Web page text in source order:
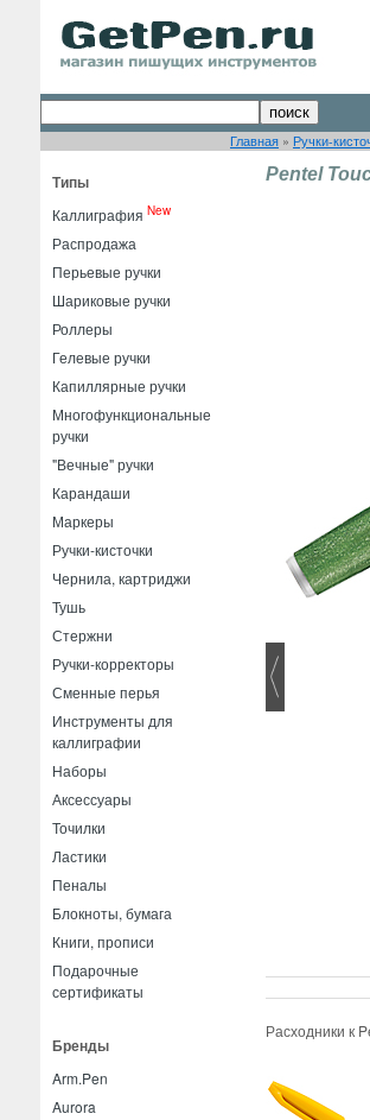
Главная » Ручки-
Типы
Каллиграфия New
Распродажа
Перьевые ручки
Шариковые ручки
Роллеры
Гелевые ручки
Капиллярные ручки
Многофункциональные
ручки
"Вечные" ручки
Карандаши
Маркеры
Ручки-кисточки
Чернила, картриджи
Тушь
Стержни
Ручки-корректоры
Сменные перья
Инструменты для
каллиграфии
Наборы
Аксессуары
Точилки
Ластики
Пеналы
Блокноты, бумага
Книги, прописи
Подарочные
сертификаты
Бренды
Arm.Pen
Aurora
Pentel
Расходники к